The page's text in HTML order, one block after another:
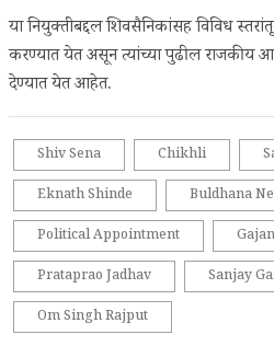
या नियुक्तीबद्दल शिवसैनिकांसह विविध
करण्यात येत असून त्यांच्या पुढील राजकीय
देण्यात येत आहेत.
Shiv Sena Chikhli
Eknath Shinde
Buldhana
Political Appointment
Prataprao Jadhav
Sanjay
Om Singh Rajput